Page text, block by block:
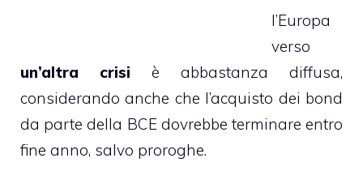
l’Europa
verso
un’altra crisi è abbastanza diffusa,
considerando anche che l’acquisto dei bond
da parte della BCE dovrebbe terminare entro
fine anno, salvo proroghe.